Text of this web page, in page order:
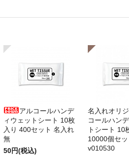
アルコールハンデ
ィウェットシート 10枚
入り 400セット 名入れ
無
50円(税込)
名入れオリ
コールハン
トシート 10
10000個セ
v010530